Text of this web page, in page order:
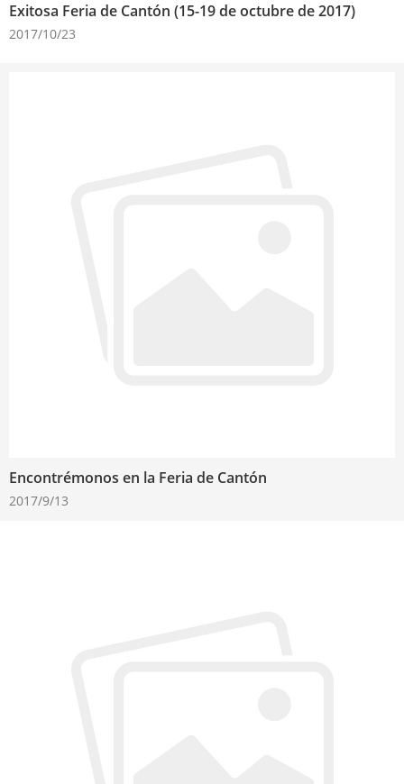
Exitosa Feria de Cantón (15-19 de octubre de 2017)
2017/10/23
Encontrémonos en la Feria de Cantón
2017/9/13